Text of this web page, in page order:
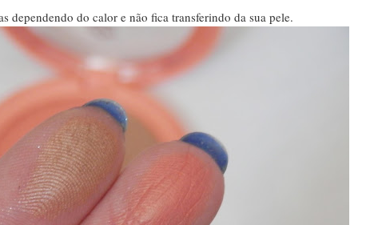
dependendo do calor e não fica transferindo da sua pele.